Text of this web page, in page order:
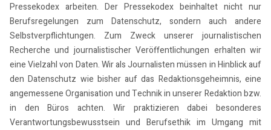
Pressekodex arbeiten. Der Pressekodex beinhaltet nicht nur
Berufsregelungen zum Datenschutz, sondern auch andere
Selbstverpflichtungen. Zum Zweck unserer journalistischen
Recherche und journalistischer Veröffentlichungen erhalten wir
eine Vielzahl von Daten. Wir als Journalisten müssen in Hinblick auf
den Datenschutz wie bisher auf das Redaktionsgeheimnis, eine
angemessene Organisation und Technik in unserer Redaktion bzw.
in den Büros achten. Wir praktizieren dabei besonderes
Verantwortungsbewusstsein und Berufsethik im Umgang mit